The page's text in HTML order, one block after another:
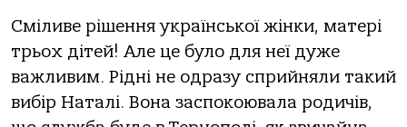
Сміливе рішення української жінки, матері
трьох дітей! Але це було для неї дуже
важливим. Рідні не одразу сприйняли такий
вибір Наталі. Вона заспокоювала родичів,